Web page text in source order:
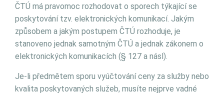
ČTÚ má pravomoc rozhodovat o sporech týkající se
poskytování tzv. elektronických komunikací. Jakým
způsobem a jakým postupem ČTÚ rozhoduje, je
stanoveno jednak samotným ČTÚ a jednak zákonem o
elektronických komunikacích (§ 127 a násl).
Je-li předmětem sporu vyúčtování ceny za služby nebo
kvalita poskytovaných služeb, musíte nejprve vadné